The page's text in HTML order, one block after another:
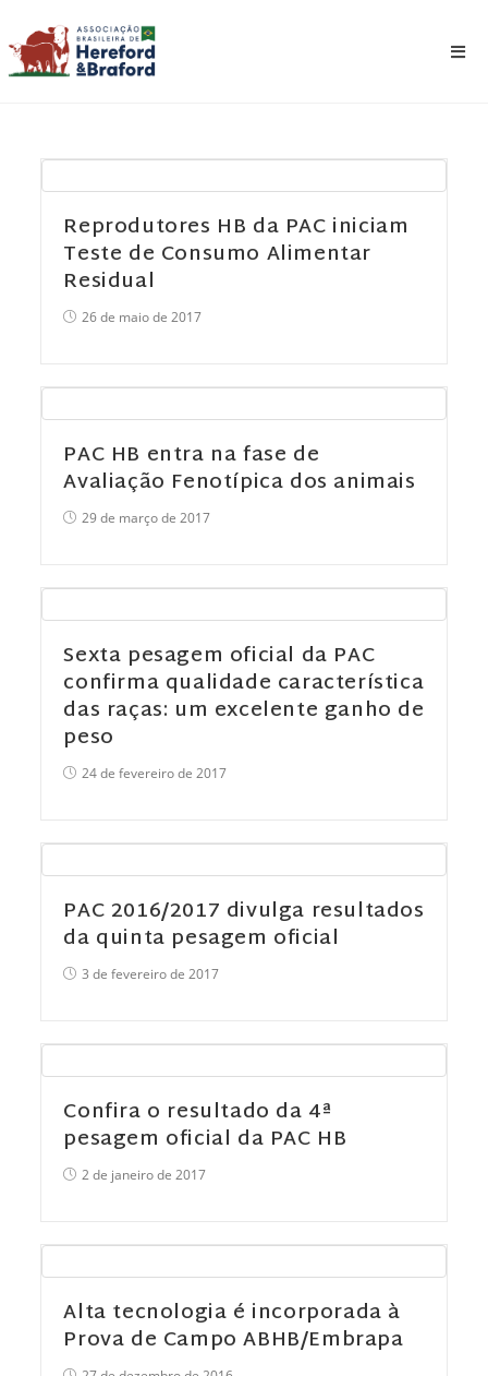
Reprodutores HB da PAC iniciam
Teste de Consumo Alimentar
Residual
26 de maio de 2017
PAC HB entra na fase de
Avaliação Fenotípica dos animais
29 de março de 2017
Sexta pesagem oficial da PAC
confirma qualidade característica
das raças: um excelente ganho de
peso
24 de fevereiro de 2017
PAC 2016/2017 divulga resultados
da quinta pesagem oficial
3 de fevereiro de 2017
Confira o resultado da 4ª
pesagem oficial da PAC HB
2 de janeiro de 2017
Alta tecnologia é incorporada à
Prova de Campo ABHB/Embrapa